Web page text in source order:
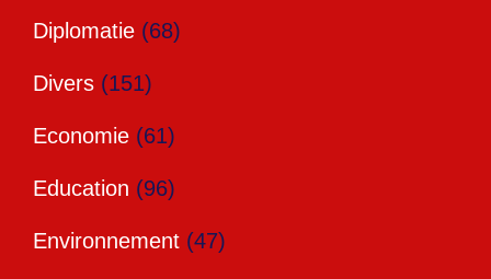
Diplomatie (68)
Divers (151)
Economie (61)
Education (96)
Environnement (47)